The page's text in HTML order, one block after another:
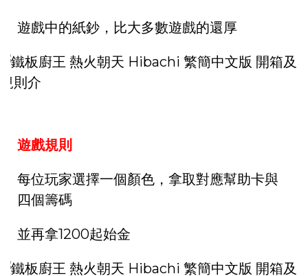
遊戲中的紙鈔，比大多數遊戲的還厚
遊戲規則
每位玩家選擇一個顏色，拿取對應幫助卡與
四個籌碼
並再拿1200起始金